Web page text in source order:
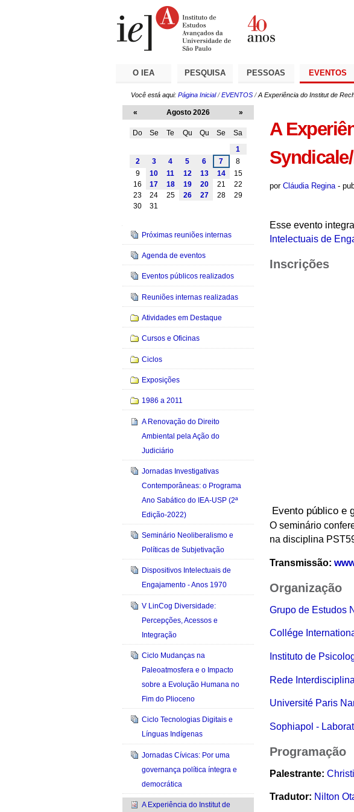
O IEA PESQUISA PESSOAS EVENTOS
Você está aqui: Página Inicial /EVENTOS /A Experiência do Institut de
A
por Cláudia Regina -
Esse evento
Intelectuais de
Inscrições
Evento público e
O seminário
na disciplina
Transmissão:
Organização
Grupo de Estudos
Collége
Instituto de
Rede
Université Paris
Sophiapol -
Programação
Palestrante:
Tradutor: Nilton
« Agosto 2026 »
Do Se Te Qu Qu Se
Sa
1
2
3 4 5 6 7
8
9
10 11 12 13 14
15
16
17 18 19 20 21
22
23
24 25 26 27 28
29
30
31
Navegação
Próximas reuniões internas
Agenda de eventos
Eventos públicos realizados
Reuniões internas realizadas
Atividades em Destaque
Cursos e Oficinas
Ciclos
Exposições
1986 a 2011
A Renovação do Direito
Ambiental pela Ação do
Judiciário
Jornadas Investigativas
Contemporâneas: o Programa
Ano Sabático do IEA-USP (2ª
Edição-2022)
Seminário Neoliberalismo e
Políticas de Subjetivação
Dispositivos Intelectuais de
Engajamento - Anos 1970
V LinCog Diversidade:
Percepções, Acessos e
Integração
Ciclo Mudanças na
Paleoatmosfera e o Impacto
sobre a Evolução Humana no
Fim do Plioceno
Ciclo Tecnologias Digitais e
Línguas Indígenas
Jornadas Cívicas: Por uma
governança política íntegra e
democrática
A Experiência do Institut de